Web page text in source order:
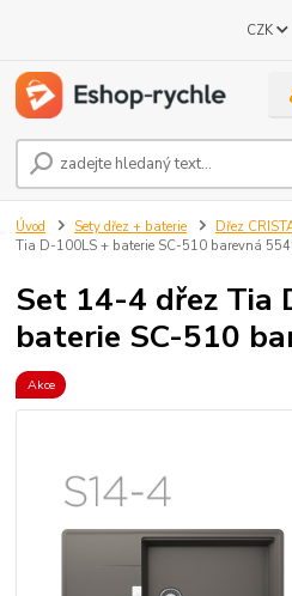
CZK
Úvod Sety dřez + baterie Dřez
Tia D-100LS + baterie SC-510 barevná
Set 14-4 dřez Tia
baterie SC-510
Akce